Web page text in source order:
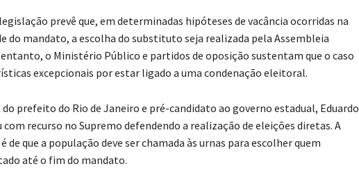
prevê que, em determinadas hipóteses de vacância ocorridas na
do mandato, a escolha do substituto seja realizada pela Assembleia
o Ministério Público e partidos de oposição sustentam que o caso
excepcionais por estar ligado a uma condenação eleitoral.
do prefeito do Rio de Janeiro e pré-candidato ao governo estadual, Eduardo
com recurso no Supremo defendendo a realização de eleições diretas. A
de que a população deve ser chamada às urnas para escolher quem
até o fim do mandato.